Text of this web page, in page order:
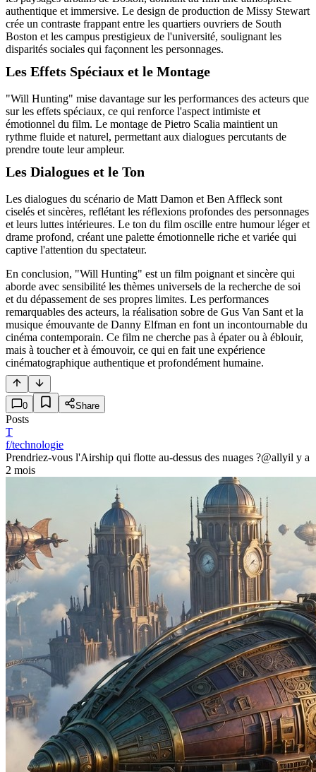
authentique et immersive. Le design de production de Missy Stewart
crée un contraste frappant entre les quartiers ouvriers de South
Boston et les campus prestigieux de l'université, soulignant les
disparités sociales qui façonnent les personnages.
Les Effets Spéciaux et le Montage
"Will Hunting" mise davantage sur les performances des acteurs que
sur les effets spéciaux, ce qui renforce l'aspect intimiste et
émotionnel du film. Le montage de Pietro Scalia maintient un
rythme fluide et naturel, permettant aux dialogues percutants de
prendre toute leur ampleur.
Les Dialogues et le Ton
Les dialogues du scénario de Matt Damon et Ben Affleck sont
ciselés et sincères, reflétant les réflexions profondes des personnages
et leurs luttes intérieures. Le ton du film oscille entre humour léger et
drame profond, créant une palette émotionnelle riche et variée qui
captive l'attention du spectateur.
En conclusion, "Will Hunting" est un film poignant et sincère qui
aborde avec sensibilité les thèmes universels de la recherche de soi
et du dépassement de ses propres limites. Les performances
remarquables des acteurs, la réalisation sobre de Gus Van Sant et la
musique émouvante de Danny Elfman en font un incontournable du
cinéma contemporain. Ce film ne cherche pas à épater ou à éblouir,
mais à toucher et à émouvoir, ce qui en fait une expérience
cinématographique authentique et profondément humaine.
0 Share
Posts
T
f/technologie
Prendriez-vous l'Airship qui flotte au-dessus des nuages ?@allyil y a
2 mois